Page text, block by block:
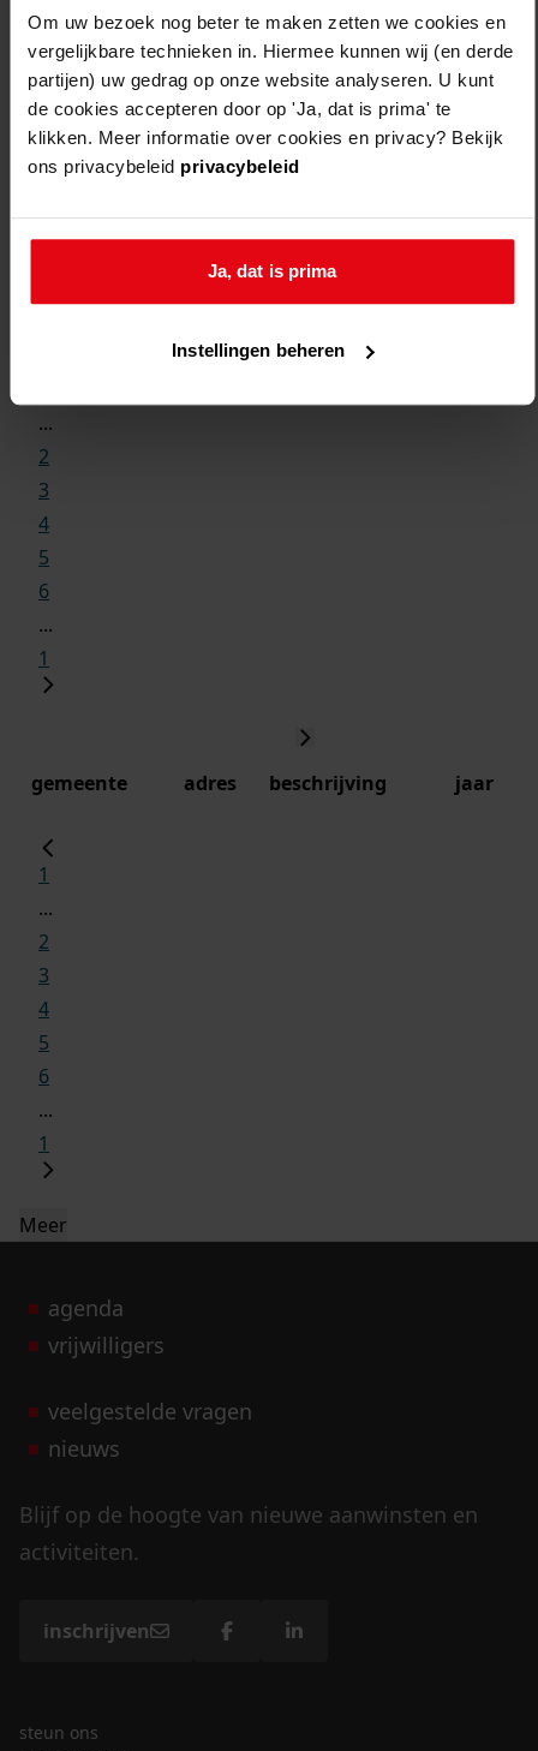
Om uw bezoek nog beter te maken zetten we cookies en
vergelijkbare technieken in. Hiermee kunnen wij (en derde
partijen) uw gedrag op onze website analyseren. U kunt
de cookies accepteren door op 'Ja, dat is prima' te
klikken. Meer informatie over cookies en privacy? Bekijk
ons privacybeleid privacybeleid
Ja, dat is prima
Instellingen beheren
...
2
3
4
5
6
...
1
gemeente adres beschrijving jaar
1
...
2
3
4
5
6
...
1
Meer
agenda
vrijwilligers
veelgestelde vragen
nieuws
Blijf op de hoogte van nieuwe aanwinsten en
activiteiten.
inschrijven
steun ons